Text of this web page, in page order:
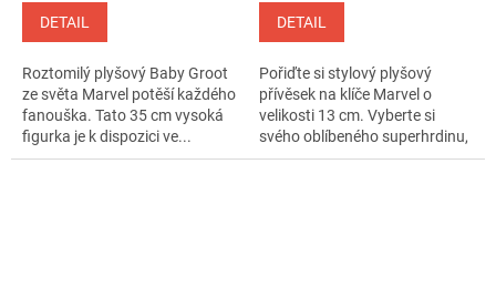
DETAIL
Roztomilý plyšový Baby Groot
ze světa Marvel potěší každého
fanouška. Tato 35 cm vysoká
figurka je k dispozici ve...
DETAIL
Pořiďte si stylový plyšový
přívěsek na klíče Marvel o
velikosti 13 cm. Vyberte si
svého oblíbeného superhrdinu,
jako...